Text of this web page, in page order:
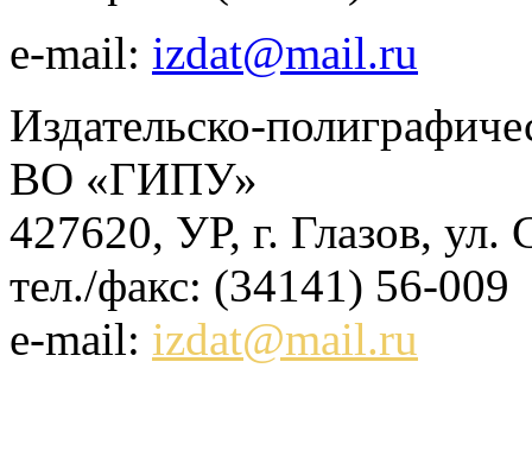
e-mail: izdat@mail.ru
Издательско-
ВО «ГИПУ»
427620, УР, г. Глазов, ул.
тел./факс: (34141) 56-009
e-mail: izdat@mail.ru